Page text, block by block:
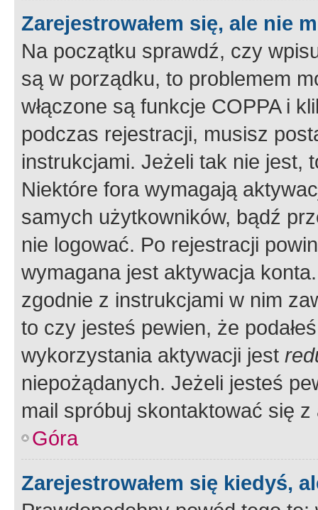
Zarejestrowałem się, ale nie
Na początku sprawdź, czy
są w porządku, to problemem
włączone są funkcje COPPA i
podczas rejestracji, musisz
instrukcjami. Jeżeli tak nie jest,
Niektóre fora wymagają
samych użytkowników, bądź
nie logować. Po rejestracji
wymagana jest aktywacja
zgodnie z instrukcjami w nim
to czy jesteś pewien, że
wykorzystania aktywacji jest
niepożądanych. Jeżeli jesteś
mail spróbuj skontaktować się
Góra
Zarejestrowałem się kiedyś,